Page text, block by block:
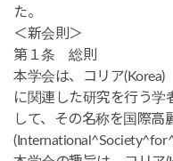
た。
＜新会則＞
第１条 総則
本学会は、コリア(Korea)
に関連した研究を行う学
して、その名称を国際高